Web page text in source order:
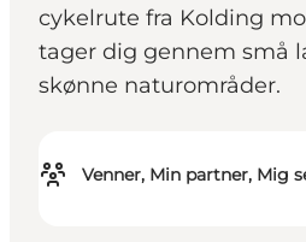
cykelrute fra Kolding
tager dig gennem små
skønne naturområder.
Venner, Min partner, Mig